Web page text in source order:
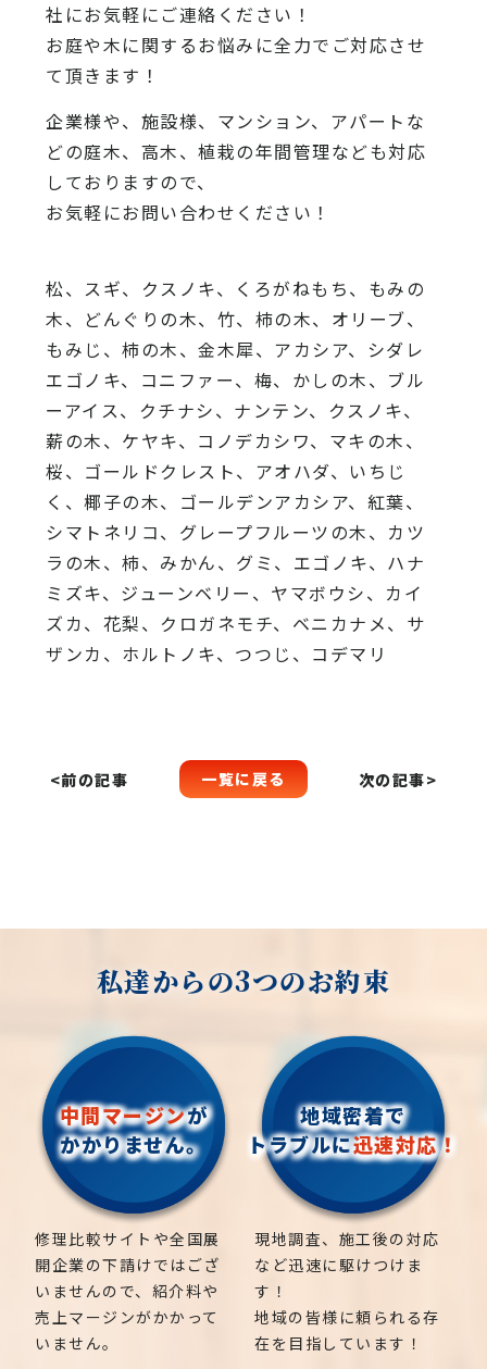
社にお気軽にご連絡ください！
お庭や木に関するお悩みに全力でご対応させ
て頂きます！
企業様や、施設様、マンション、アパートな
どの庭木、高木、植栽の年間管理なども対応
しておりますので、
お気軽にお問い合わせください！
松、スギ、クスノキ、くろがねもち、もみの
木、どんぐりの木、竹、柿の木、オリーブ、
もみじ、柿の木、金木犀、アカシア、シダレ
エゴノキ、コニファー、梅、かしの木、ブル
ーアイス、クチナシ、ナンテン、クスノキ、
薪の木、ケヤキ、コノデカシワ、マキの木、
桜、ゴールドクレスト、アオハダ、いちじ
く、椰子の木、ゴールデンアカシア、紅葉、
シマトネリコ、グレープフルーツの木、カツ
ラの木、柿、みかん、グミ、エゴノキ、ハナ
ミズキ、ジューンベリー、ヤマボウシ、カイ
ズカ、花梨、クロガネモチ、ベニカナメ、サ
ザンカ、ホルトノキ、つつじ、コデマリ
<前の記事 一覧に戻る 次の記事>
私達からの3つのお約束
中間マージンが
かかりません。
修理比較サイトや全国展
開企業の下請けではござ
いませんので、紹介料や
売上マージンがかかって
いません。
地域密着で
トラブルに迅速対応！
現地調査、施工後の対応
など迅速に駆けつけま
す！
地域の皆様に頼られる存
在を目指しています！